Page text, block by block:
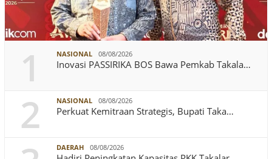
1 NASIONAL 08/08/2026
Inovasi PASSIRIKA BOS Bawa Pemkab Takala…
2 NASIONAL 08/08/2026
Perkuat Kemitraan Strategis, Bupati Taka…
DAERAH 08/08/2026